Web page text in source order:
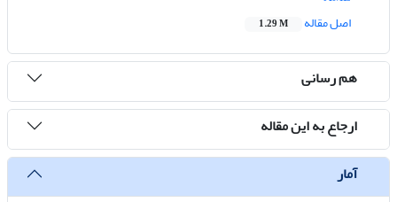
اصل مقاله
1.29 M
هم رسانی
ارجاع به این مقاله
آمار